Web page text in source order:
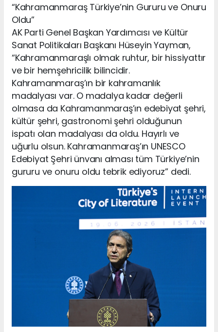
“Kahramanmaraş Türkiye’nin Gururu ve Onuru
Oldu”
AK Parti Genel Başkan Yardımcısı ve Kültür
Sanat Politikaları Başkanı Hüseyin Yayman,
“Kahramanmaraşlı olmak ruhtur, bir hissiyattır
ve bir hemşehricilik bilincidir.
Kahramanmaraş’ın bir kahramanlık
madalyası var. O madalya kadar değerli
olmasa da Kahramanmaraş’ın edebiyat şehri,
kültür şehri, gastronomi şehri olduğunun
ispatı olan madalyası da oldu. Hayırlı ve
uğurlu olsun. Kahramanmaraş’ın UNESCO
Edebiyat Şehri ünvanı alması tüm Türkiye’nin
gururu ve onuru oldu tebrik ediyoruz” dedi.